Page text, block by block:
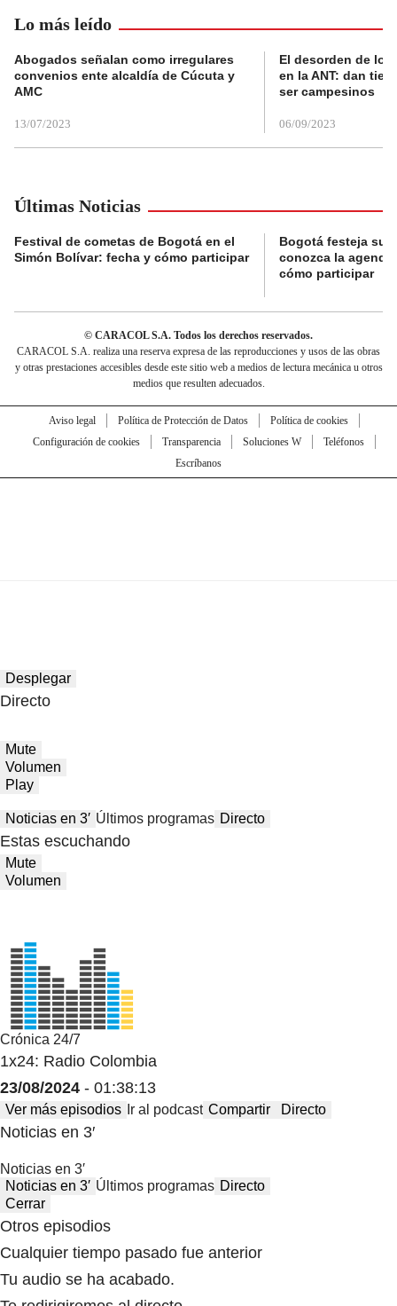
Lo más leído
Abogados señalan como irregulares
convenios ente alcaldía de Cúcuta y
AMC
13/07/2023
El desorden de
en la ANT: dan
ser campesinos
06/09/2023
Últimas Noticias
Festival de cometas de Bogotá en el
Simón Bolívar: fecha y cómo participar
Bogotá festeja su
conozca la
cómo participar
© CARACOL S.A. Todos los derechos reservados.
CARACOL S.A. realiza una reserva expresa de las reproducciones y usos de las obras
y otras prestaciones accesibles desde este sitio web a medios de lectura mecánica u otros
medios que resulten adecuados.
Aviso legal Política de Protección de Datos
Política de cookies
Configuración de cookies
Transparencia Soluciones W
Teléfonos
Escríbanos
Desplegar
Directo
Mute
Volumen
Play
Noticias en 3′ Últimos programas Directo
Estas escuchando
Mute
Volumen
Crónica 24/7
1x24: Radio Colombia
23/08/2024 - 01:38:13
Ver más episodios Ir al podcast Compartir Directo
Noticias en 3′
Noticias en 3′
Noticias en 3′ Últimos programas Directo
Cerrar
Otros episodios
Cualquier tiempo pasado fue anterior
Tu audio se ha acabado.